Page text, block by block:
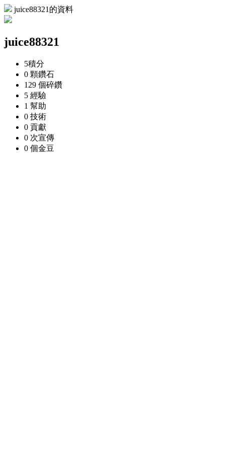
juice88321的資料
juice88321
5積分
0 顆鑽石
129 個碎鑽
5 經驗
1 幫助
0 技術
0 貢獻
0 次宣傳
0 個金豆